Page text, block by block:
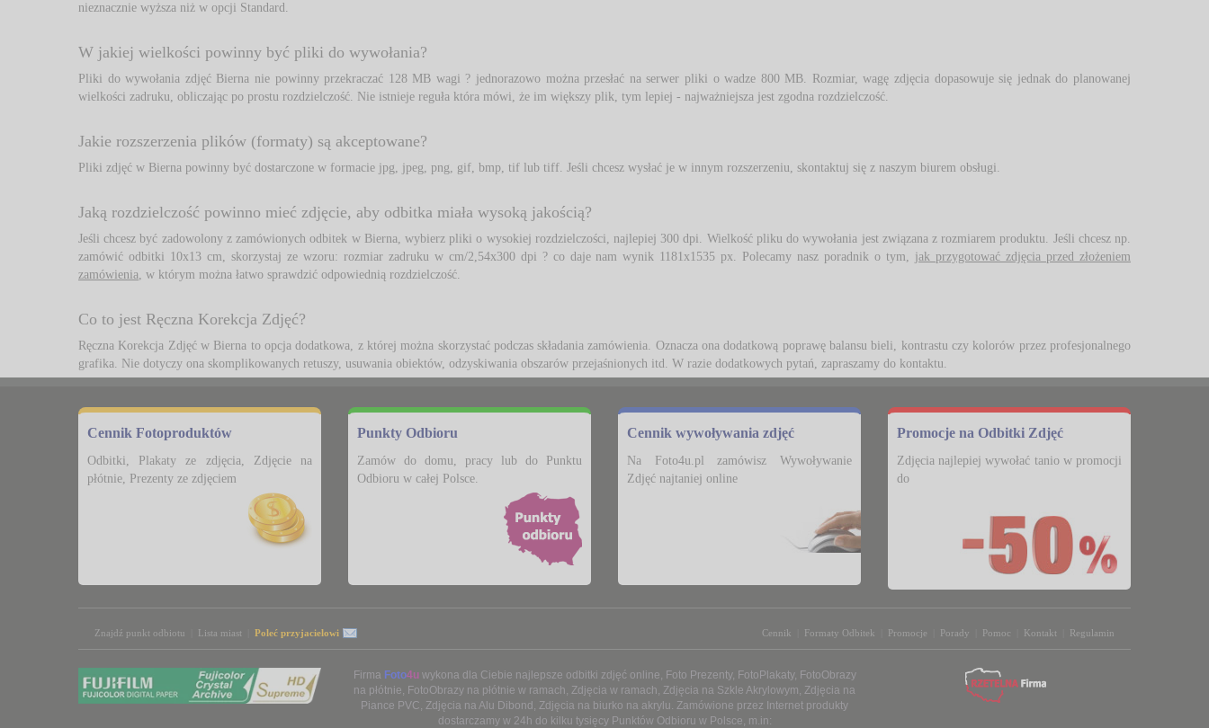
nieznacznie wyższa niż w opcji Standard.
W jakiej wielkości powinny być pliki do wywołania?
Pliki do wywołania zdjęć Bierna nie powinny przekraczać 128 MB wagi ? jednorazowo można przesłać na serwer pliki o wadze 800 MB. Rozmiar, wagę zdjęcia dopasowuje się jednak do planowanej
wielkości zadruku, obliczając po prostu rozdzielczość. Nie istnieje reguła która mówi, że im większy plik, tym lepiej - najważniejsza jest zgodna rozdzielczość.
Jakie rozszerzenia plików (formaty) są akceptowane?
Pliki zdjęć w Bierna powinny być dostarczone w formacie jpg, jpeg, png, gif, bmp, tif lub tiff. Jeśli chcesz wysłać je w innym rozszerzeniu, skontaktuj się z naszym biurem obsługi.
Jaką rozdzielczość powinno mieć zdjęcie, aby odbitka miała wysoką jakością?
Jeśli chcesz być zadowolony z zamówionych odbitek w Bierna, wybierz pliki o wysokiej rozdzielczości, najlepiej 300 dpi. Wielkość pliku do wywołania jest związana z rozmiarem produktu. Jeśli chcesz np.
zamówić odbitki 10x13 cm, skorzystaj ze wzoru: rozmiar zadruku w cm/2,54x300 dpi ? co daje nam wynik 1181x1535 px. Polecamy nasz poradnik o tym, jak przygotować zdjęcia przed złożeniem
zamówienia, w którym można łatwo sprawdzić odpowiednią rozdzielczość.
Co to jest Ręczna Korekcja Zdjęć?
Ręczna Korekcja Zdjęć w Bierna to opcja dodatkowa, z której można skorzystać podczas składania zamówienia. Oznacza ona dodatkową poprawę balansu bieli, kontrastu czy kolorów przez profesjonalnego
grafika. Nie dotyczy ona skomplikowanych retuszy, usuwania obiektów, odzyskiwania obszarów przejaśnionych itd. W razie dodatkowych pytań, zapraszamy do kontaktu.
Cennik Fotoproduktów
Odbitki, Plakaty ze zdjęcia, Zdjęcie na
płótnie, Prezenty ze zdjęciem
Punkty Odbioru
Zamów do domu, pracy lub do Punktu
Odbioru w całej Polsce.
Cennik wywoływania zdjęć
Na Foto4u.pl zamówisz Wywoływanie
Zdjęć najtaniej online
Promocje na Odbitki Zdjęć
Zdjęcia najlepiej wywołać tanio w promocji
do
Znajdź punkt odbiotu Lista miast Poleć przyjacielowi Cennik Formaty Odbitek Promocje Porady Pomoc Kontakt Regulamin
Firma Foto4uwykona dla Ciebie najlepsze odbitki zdjęć online, Foto Prezenty, FotoPlakaty, FotoObrazy
na płótnie, FotoObrazy na płótnie w ramach, Zdjęcia w ramach, Zdjęcia na Szkle Akrylowym, Zdjęcia na
Piance PVC, Zdjęcia na Alu Dibond , Zdjęcia na biurko na akrylu. Zamówione przez Internet produkty
dostarczamy w 24h do kilku tysięcy Punktów Odbioru w Polsce, m.in: